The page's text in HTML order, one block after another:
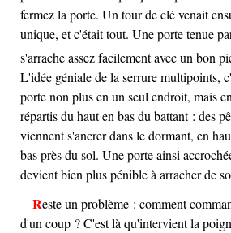
fermez la porte. Un tour de clé venait
unique, et c'était tout. Une porte tenue
s'arrache assez facilement avec un bon
L'idée géniale de la serrure multipoints,
porte non plus en un seul endroit, mais
répartis du haut en bas du battant : des
viennent s'ancrer dans le dormant, en
bas près du sol. Une porte ainsi
devient bien plus pénible à arracher de
Reste un problème : comment commander tous ces verrous
d'un coup ? C'est là qu'intervient la